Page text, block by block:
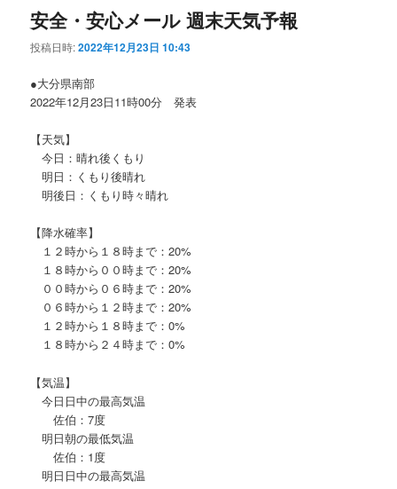
安全・安心メール 週末天気予報
投稿日時:2022年12月23日 10:43
●大分県南部
2022年12月23日11時00分 発表
【天気】
今日：晴れ後くもり
明日：くもり後晴れ
明後日：くもり時々晴れ
【降水確率】
１２時から１８時まで：20%
１８時から００時まで：20%
００時から０６時まで：20%
０６時から１２時まで：20%
１２時から１８時まで：0%
１８時から２４時まで：0%
【気温】
今日日中の最高気温
佐伯：7度
明日朝の最低気温
佐伯：1度
明日日中の最高気温